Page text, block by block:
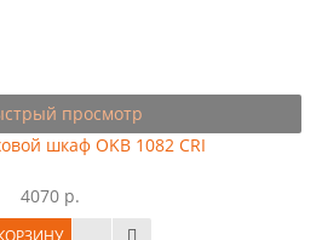
просмотр
шкаф OKB 1082 CRI
4070 р.